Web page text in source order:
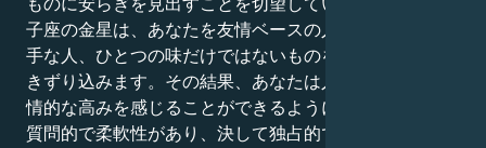
子座の金星は、あなたを友情ベースの人間関係、会話上
手な人、ひとつの味だけではないものを求める世界に引
きずり込みます。その結果、あなたは人間的な愛着の感
情的な高みを感じることができるようになるが、それは
質問的で柔軟性があり、決して独占的ではない形で行わ